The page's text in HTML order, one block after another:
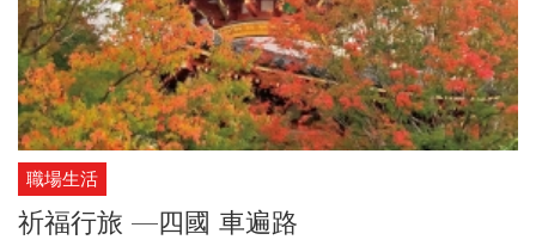
職場生活
祈福行旅 —四國 車遍路